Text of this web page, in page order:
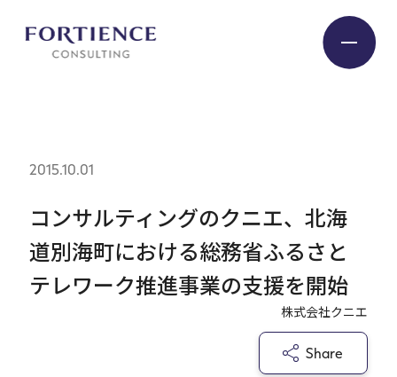
Service
コンサルティングのクニエ、北海
道別海町における総務省ふるさと
テレワーク推進事業の支援を開始
2015.10.01
株式会社クニエ
Share